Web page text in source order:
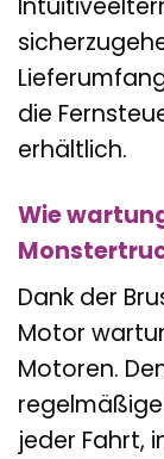
die
erhältlich.
Wie
Dank der
Motor
Motoren.
jeder Fahrt,